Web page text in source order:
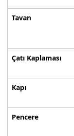
Tavan
Çatı Kaplaması
Kapı
Pencere